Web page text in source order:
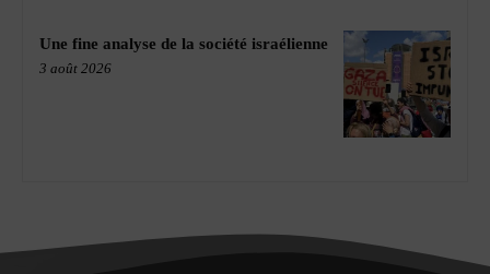
Une fine analyse de la société israélienne
3 août 2026